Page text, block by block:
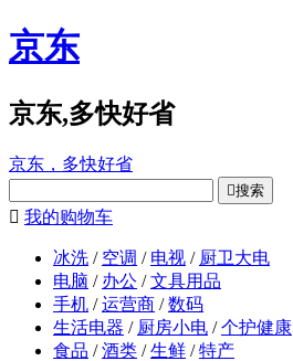
京东
京东,多快好省
京东，多快好省
搜索
 我的购物车
冰洗 / 空调 / 电视 / 厨卫大电
电脑 / 办公 / 文具用品
手机 / 运营商 / 数码
生活电器 / 厨房小电 / 个护健康
食品 / 酒类 / 生鲜 / 特产